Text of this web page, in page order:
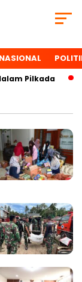
NASIONAL
Pilkada